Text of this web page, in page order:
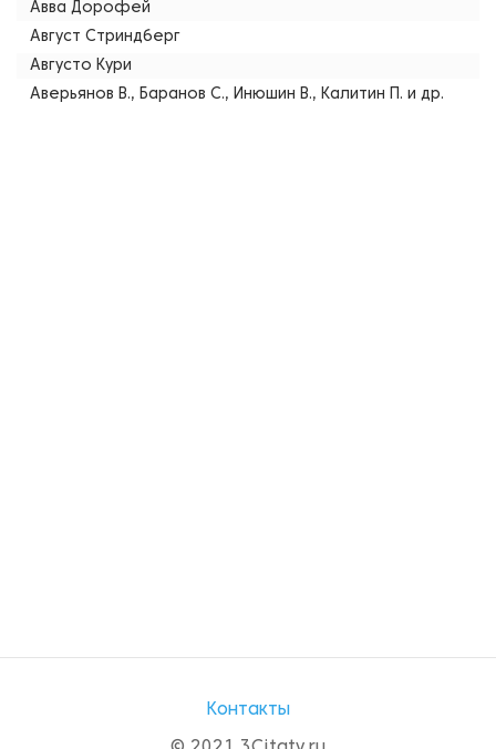
Авва Дорофей
Август Стриндберг
Августо Кури
Аверьянов В., Баранов С., Инюшин В., Калитин П. и др.
Контакты